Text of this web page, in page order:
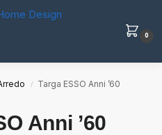
0
/ Targa ESSO Anni ’60
Anni ’60